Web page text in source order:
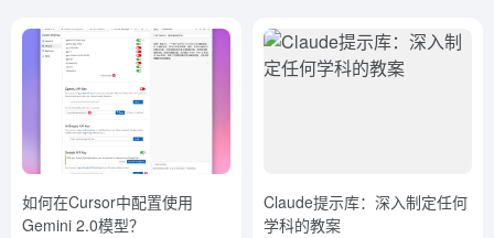
如何在Cursor中配置使用
Gemini 2.0模型？
Claude提示库：深入制定任何
学科的教案